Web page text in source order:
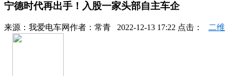
宁德时代再出手！入股一家头部自主车企
来源： 我爱电车网作者： 常青 2022-12-13 17:22 点击： 二维